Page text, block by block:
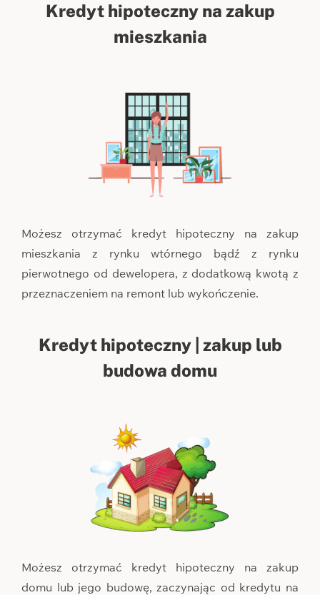
Kredyt hipoteczny na zakup
mieszkania
Możesz otrzymać kredyt hipoteczny na zakup
mieszkania z rynku wtórnego bądź z rynku
pierwotnego od dewelopera, z dodatkową kwotą z
przeznaczeniem na remont lub wykończenie.
Kredyt hipoteczny | zakup lub
budowa domu
Możesz otrzymać kredyt hipoteczny na zakup
domu lub jego budowę, zaczynając od kredytu na